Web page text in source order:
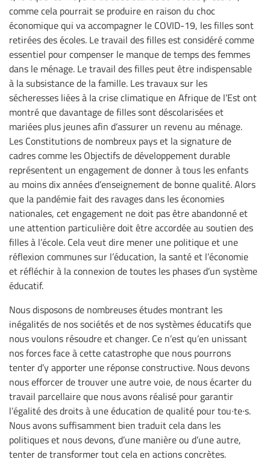
comme cela pourrait se produire en raison du choc
économique qui va accompagner le COVID-19, les filles sont
retirées des écoles. Le travail des filles est considéré comme
essentiel pour compenser le manque de temps des femmes
dans le ménage. Le travail des filles peut être indispensable
à la subsistance de la famille. Les travaux sur les
sécheresses liées à la crise climatique en Afrique de l’Est ont
montré que davantage de filles sont déscolarisées et
mariées plus jeunes afin d’assurer un revenu au ménage.
Les Constitutions de nombreux pays et la signature de
cadres comme les Objectifs de développement durable
représentent un engagement de donner à tous les enfants
au moins dix années d’enseignement de bonne qualité. Alors
que la pandémie fait des ravages dans les économies
nationales, cet engagement ne doit pas être abandonné et
une attention particulière doit être accordée au soutien des
filles à l’école. Cela veut dire mener une politique et une
réflexion communes sur l’éducation, la santé et l’économie
et réfléchir à la connexion de toutes les phases d’un système
éducatif.
Nous disposons de nombreuses études montrant les
inégalités de nos sociétés et de nos systèmes éducatifs que
nous voulons résoudre et changer. Ce n’est qu’en unissant
nos forces face à cette catastrophe que nous pourrons
tenter d’y apporter une réponse constructive. Nous devons
nous efforcer de trouver une autre voie, de nous écarter du
travail parcellaire que nous avons réalisé pour garantir
l’égalité des droits à une éducation de qualité pour tou∙te∙s.
Nous avons suffisamment bien traduit cela dans les
politiques et nous devons, d’une manière ou d’une autre,
tenter de transformer tout cela en actions concrètes.